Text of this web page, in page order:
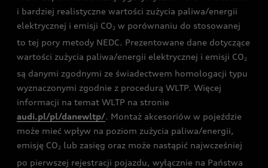
i bardziej realistyczne wartości zużycia paliwa/energii
elektrycznej i emisji CO2 w porównaniu do stosowanej
to tej pory metody NEDC. Prezentowane dane dotyczące
wartości zużycia paliwa/energii elektrycznej i emisji CO2
są danymi zgodnymi ze świadectwem homologacji typu
wyznaczonymi zgodnie z procedurą WLTP. Więcej
informacji na temat WLTP na stronie
audi.pl/pl/danewltp/. Montaż akcesoriów w pojeździe
może mieć wpływ na poziom zużycia paliwa/energii,
emisję CO2 lub zasięg oraz może nastąpić najwcześniej
po pierwszej rejestracji pojazdu, wyłącznie na Państwa